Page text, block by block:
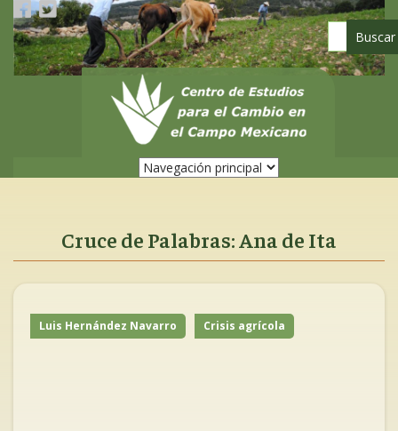
Pasar
contenido
principal
Cruce de Palabras: Ana de Ita
Luis Hernández Navarro Crisis agrícola